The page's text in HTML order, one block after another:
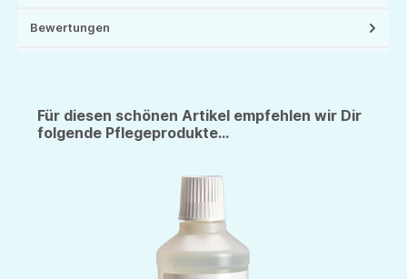
Bewertungen
Für diesen schönen Artikel empfehlen wir Dir
folgende Pflegeprodukte...